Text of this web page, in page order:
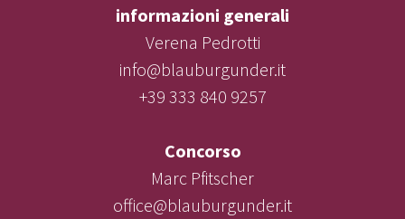
informazioni generali
Verena Pedrotti
info@blauburgunder.it
+39 333 840 9257
Concorso
Marc Pfitscher
office@blauburgunder.it